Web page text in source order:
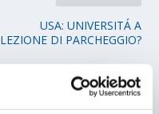
USA: UNIVERSITÁ A
LEZIONE DI PARCHEGGIO?